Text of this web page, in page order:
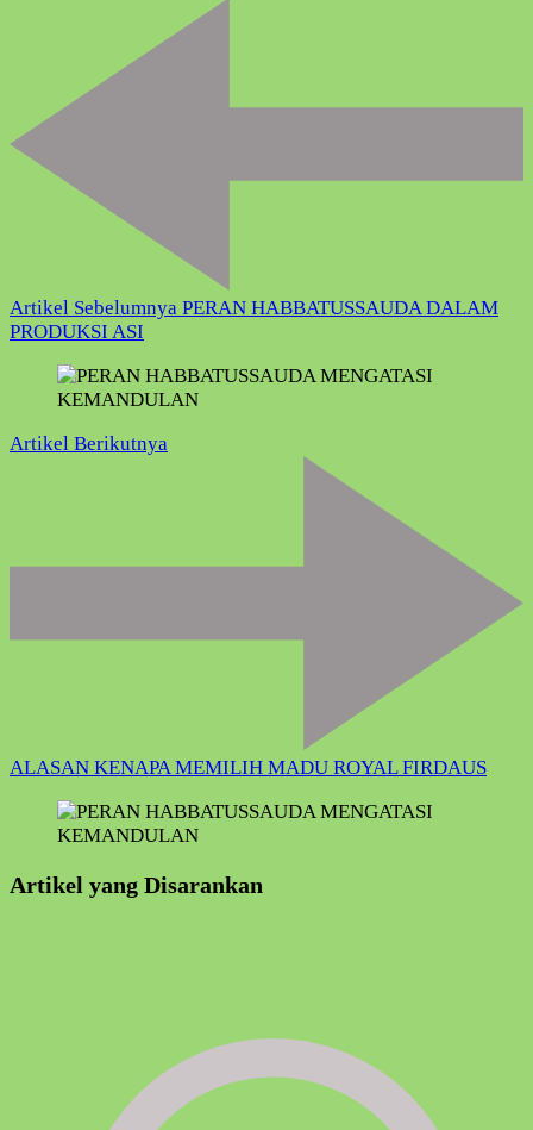
Artikel Sebelumnya PERAN HABBATUSSAUDA DALAM
PRODUKSI ASI
Artikel Berikutnya
ALASAN KENAPA MEMILIH MADU ROYAL FIRDAUS
Artikel yang Disarankan